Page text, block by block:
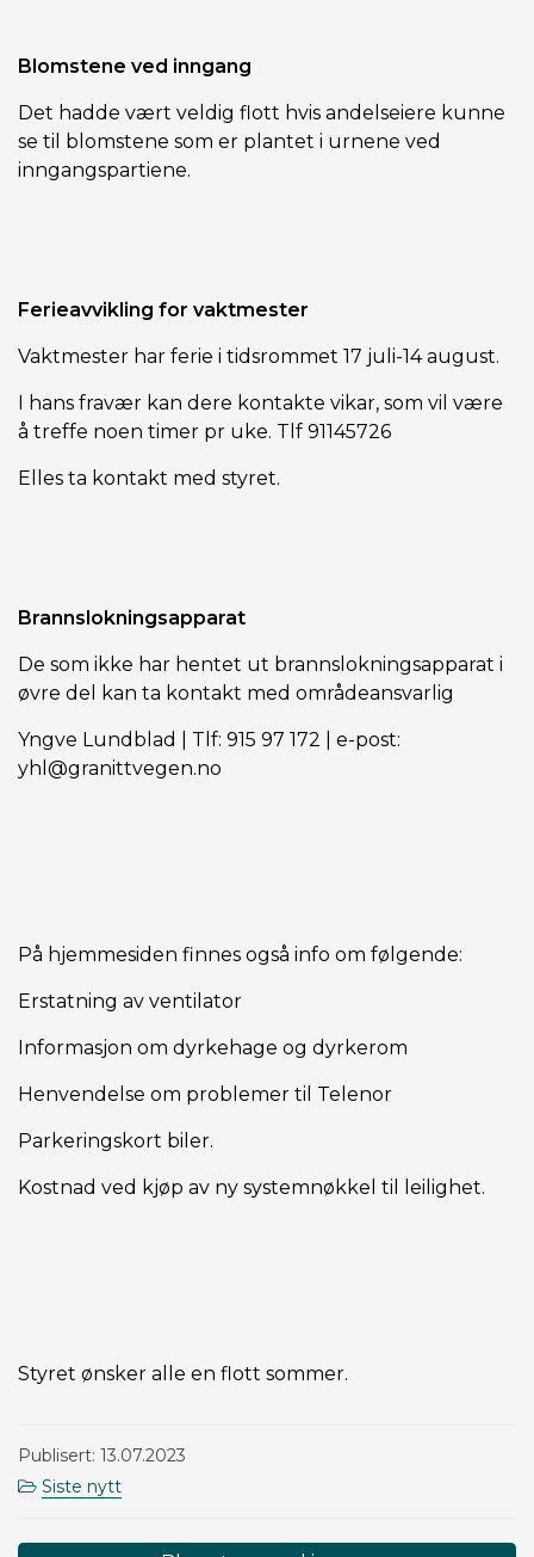
Blomstene ved inngang
Det hadde vært veldig flott hvis andelseiere kunne
se til blomstene som er plantet i urnene ved
inngangspartiene.
Ferieavvikling for vaktmester
Vaktmester har ferie i tidsrommet 17 juli-14 august.
I hans fravær kan dere kontakte vikar, som vil være
å treffe noen timer pr uke. Tlf 91145726
Elles ta kontakt med styret.
Brannslokningsapparat
De som ikke har hentet ut brannslokningsapparat i
øvre del kan ta kontakt med områdeansvarlig
Yngve Lundblad | Tlf: 915 97 172 | e-post:
yhl@granittvegen.no
På hjemmesiden finnes også info om følgende:
Erstatning av ventilator
Informasjon om dyrkehage og dyrkerom
Henvendelse om problemer til Telenor
Parkeringskort biler.
Kostnad ved kjøp av ny systemnøkkel til leilighet.
Styret ønsker alle en flott sommer.
Publisert: 13.07.2023
Siste nytt